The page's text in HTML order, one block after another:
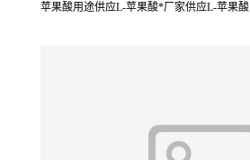
苹果酸用途供应L-苹果酸*厂家供应L-苹果酸